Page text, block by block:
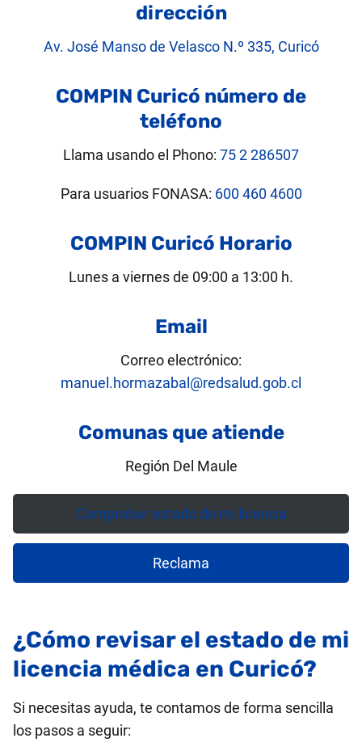
dirección
Av. José Manso de Velasco N.º 335, Curicó
COMPIN Curicó número de
teléfono
Llama usando el Phono: 75 2 286507
Para usuarios FONASA: 600 460 4600
COMPIN Curicó Horario
Lunes a viernes de 09:00 a 13:00 h.
Email
Correo electrónico:
manuel.hormazabal@redsalud.gob.cl
Comunas que atiende
Región Del Maule
Comprobar estado de mi licencia
Reclama
¿Cómo revisar el estado de mi
licencia médica en Curicó?
Si necesitas ayuda, te contamos de forma sencilla
los pasos a seguir: